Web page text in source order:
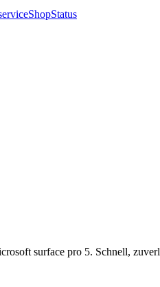
ShopStatus
surface pro 5. Schnell,